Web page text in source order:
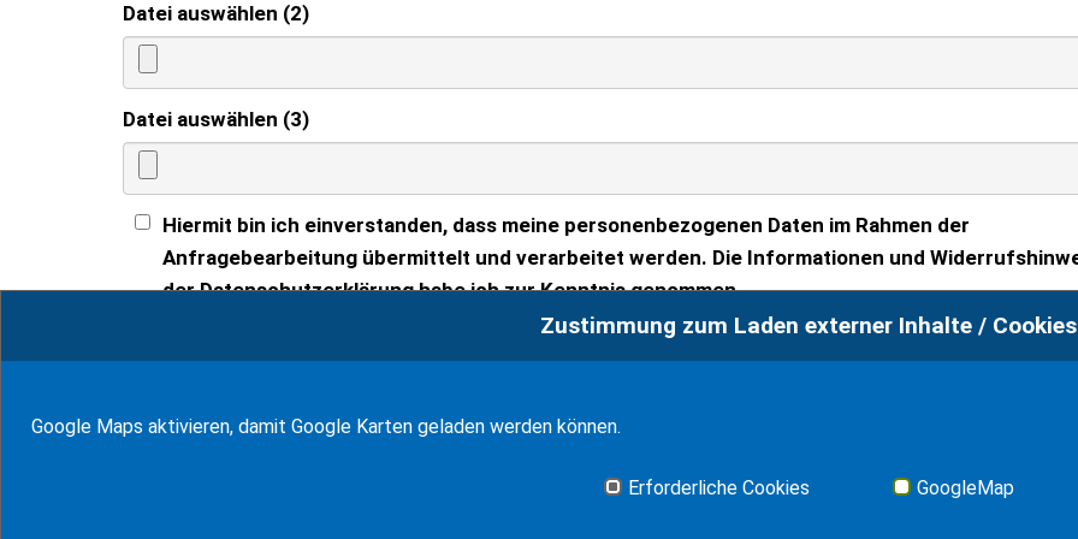
Datei auswählen (2)
Datei auswählen (3)
Hiermit bin ich einverstanden, dass meine personenbezogenen Daten im Rahmen der
Anfragebearbeitung übermittelt und verarbeitet werden. Die Informationen und
der Datenschutzerklärung habe ich zur Kenntnis genommen.
Zustimmung zum Laden externer Inhalte / Cookies
Google Maps aktivieren, damit Google Karten geladen werden können.
Erforderliche Cookies GoogleMap